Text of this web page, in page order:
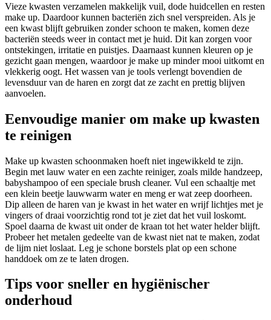
Vieze kwasten verzamelen makkelijk vuil, dode huidcellen en resten
make up. Daardoor kunnen bacteriën zich snel verspreiden. Als je
een kwast blijft gebruiken zonder schoon te maken, komen deze
bacteriën steeds weer in contact met je huid. Dit kan zorgen voor
ontstekingen, irritatie en puistjes. Daarnaast kunnen kleuren op je
gezicht gaan mengen, waardoor je make up minder mooi uitkomt en
vlekkerig oogt. Het wassen van je tools verlengt bovendien de
levensduur van de haren en zorgt dat ze zacht en prettig blijven
aanvoelen.
Eenvoudige manier om make up kwasten
te reinigen
Make up kwasten schoonmaken hoeft niet ingewikkeld te zijn.
Begin met lauw water en een zachte reiniger, zoals milde handzeep,
babyshampoo of een speciale brush cleaner. Vul een schaaltje met
een klein beetje lauwwarm water en meng er wat zeep doorheen.
Dip alleen de haren van je kwast in het water en wrijf lichtjes met je
vingers of draai voorzichtig rond tot je ziet dat het vuil loskomt.
Spoel daarna de kwast uit onder de kraan tot het water helder blijft.
Probeer het metalen gedeelte van de kwast niet nat te maken, zodat
de lijm niet loslaat. Leg je schone borstels plat op een schone
handdoek om ze te laten drogen.
Tips voor sneller en hygiënischer
onderhoud